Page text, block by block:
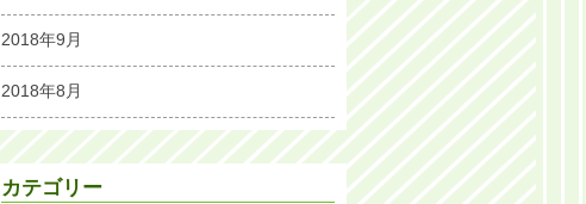
2018年9月
2018年8月
カテゴリー